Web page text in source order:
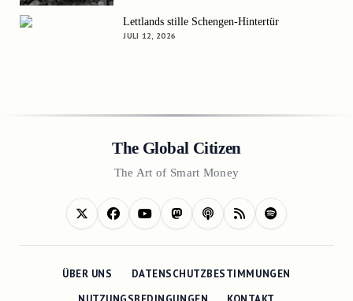
Lettlands stille Schengen-Hintertür
JULI 12, 2026
The Global Citizen
The Art of Smart Money
ÜBER UNS
DATENSCHUTZBESTIMMUNGEN